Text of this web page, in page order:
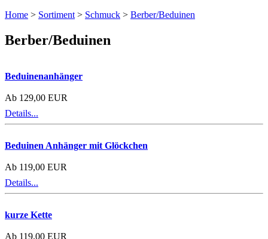
Home > Sortiment > Schmuck > Berber/Beduinen
Berber/Beduinen
Beduinenanhänger
Ab 129,00 EUR
Details...
Beduinen Anhänger mit Glöckchen
Ab 119,00 EUR
Details...
kurze Kette
Ab 119,00 EUR